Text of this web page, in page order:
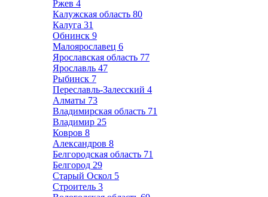
Ржев 4
Калужская область 80
Калуга 31
Обнинск 9
Малоярославец 6
Ярославская область 77
Ярославль 47
Рыбинск 7
Переславль-Залесский 4
Алматы 73
Владимирская область 71
Владимир 25
Ковров 8
Александров 8
Белгородская область 71
Белгород 29
Старый Оскол 5
Строитель 3